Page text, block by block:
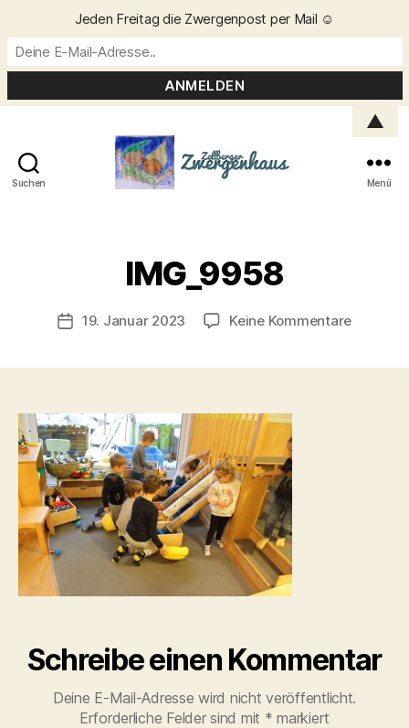
Suchen Menü
IMG_9958
Beitragsautor
n
ri
t
Veröffentlichungsdatum
19. Januar 2023 Keine Kommentarezu
Schreibe einen Kommentar
Deine E-Mail-Adresse wird nicht veröffentlicht.
Erforderliche Felder sind mit * markiert
Jeden Freitag die Zwergenpost per Mail ☺️
▲